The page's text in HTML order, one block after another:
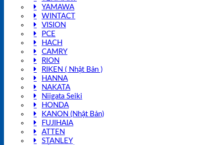
YAMAWA
WINTACT
VISION
PCE
HACH
CAMRY
RION
RIKEN ( Nhật Bản )
HANNA
NAKATA
Niigata Seiki
HONDA
KANON (Nhật Bản)
FUJIHAIA
ATTEN
STANLEY